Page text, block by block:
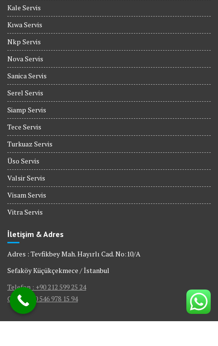
Kale Servis
Kıwa Servis
Nkp Servis
Nova Servis
Sanica Servis
Serel Servis
Siamp Servis
Tece Servis
Turkuaz Servis
Üso Servis
Valsir Servis
Visam Servis
Vitra Servis
İletişim & Adres
Adres : Tevfikbey Mah. Hayırlı Cad. No:10/A
Sefaköy Küçükçekmece / İstanbul
Telefon : +90 212 599 25 24
GSM : +90 546 978 15 94